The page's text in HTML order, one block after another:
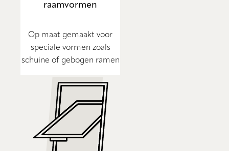
raamvormen
Op maat gemaakt voor
speciale vormen zoals
schuine of gebogen ramen